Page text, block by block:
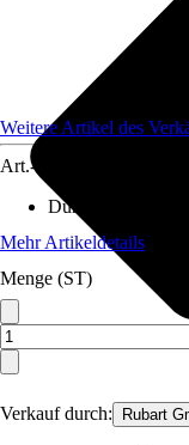
Verkauf durch: Rubart
Weitere Artikel des
Art.-Nr.
Durchmesser (von
Mehr Artikeldetails
Menge (ST)